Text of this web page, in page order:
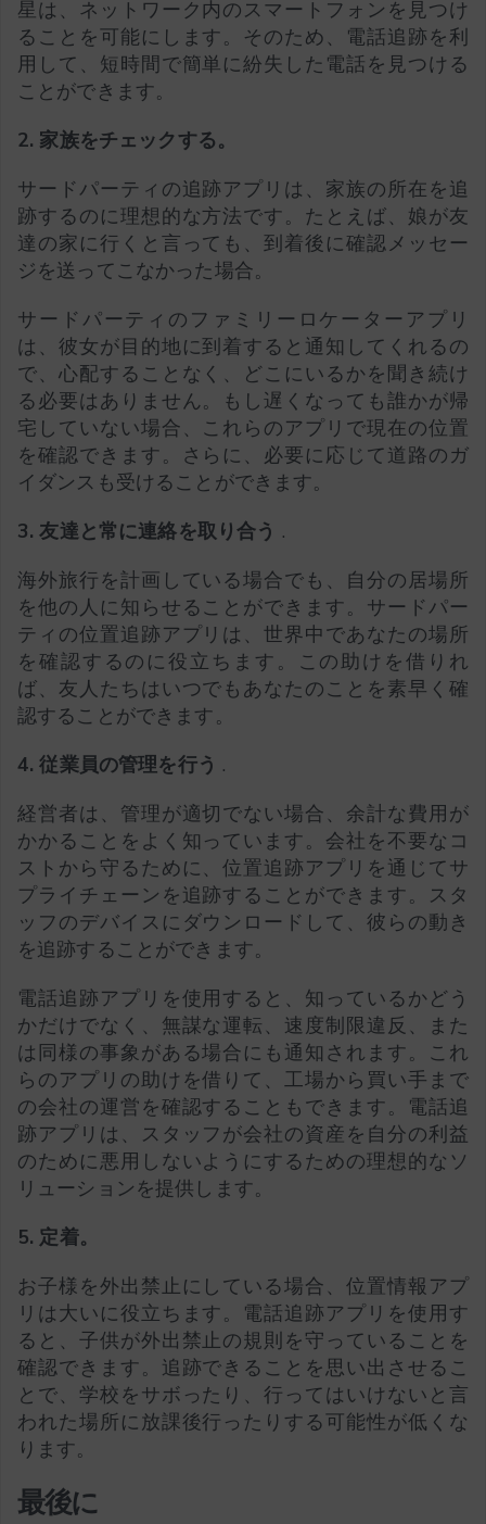
星は、ネットワーク内のスマートフォンを見つけ
ることを可能にします。そのため、電話追跡を利
用して、短時間で簡単に紛失した電話を見つける
ことができます。
2. 家族をチェックする。
サードパーティの追跡アプリは、家族の所在を追
跡するのに理想的な方法です。たとえば、娘が友
達の家に行くと言っても、到着後に確認メッセー
ジを送ってこなかった場合。
サードパーティのファミリーロケーターアプリ
は、彼女が目的地に到着すると通知してくれるの
で、心配することなく、どこにいるかを聞き続け
る必要はありません。もし遅くなっても誰かが帰
宅していない場合、これらのアプリで現在の位置
を確認できます。さらに、必要に応じて道路のガ
イダンスも受けることができます。
3. 友達と常に連絡を取り合う .
海外旅行を計画している場合でも、自分の居場所
を他の人に知らせることができます。サードパー
ティの位置追跡アプリは、世界中であなたの場所
を確認するのに役立ちます。この助けを借りれ
ば、友人たちはいつでもあなたのことを素早く確
認することができます。
4. 従業員の管理を行う .
経営者は、管理が適切でない場合、余計な費用が
かかることをよく知っています。会社を不要なコ
ストから守るために、位置追跡アプリを通じてサ
プライチェーンを追跡することができます。スタ
ッフのデバイスにダウンロードして、彼らの動き
を追跡することができます。
電話追跡アプリを使用すると、知っているかどう
かだけでなく、無謀な運転、速度制限違反、また
は同様の事象がある場合にも通知されます。これ
らのアプリの助けを借りて、工場から買い手まで
の会社の運営を確認することもできます。電話追
跡アプリは、スタッフが会社の資産を自分の利益
のために悪用しないようにするための理想的なソ
リューションを提供します。
5. 定着。
お子様を外出禁止にしている場合、位置情報アプ
リは大いに役立ちます。電話追跡アプリを使用す
ると、子供が外出禁止の規則を守っていることを
確認できます。追跡できることを思い出させるこ
とで、学校をサボったり、行ってはいけないと言
われた場所に放課後行ったりする可能性が低くな
ります。
最後に